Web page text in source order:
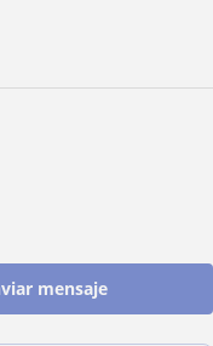
mensaje